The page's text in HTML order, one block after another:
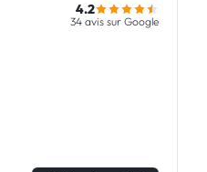
4.2
34 avis sur Google